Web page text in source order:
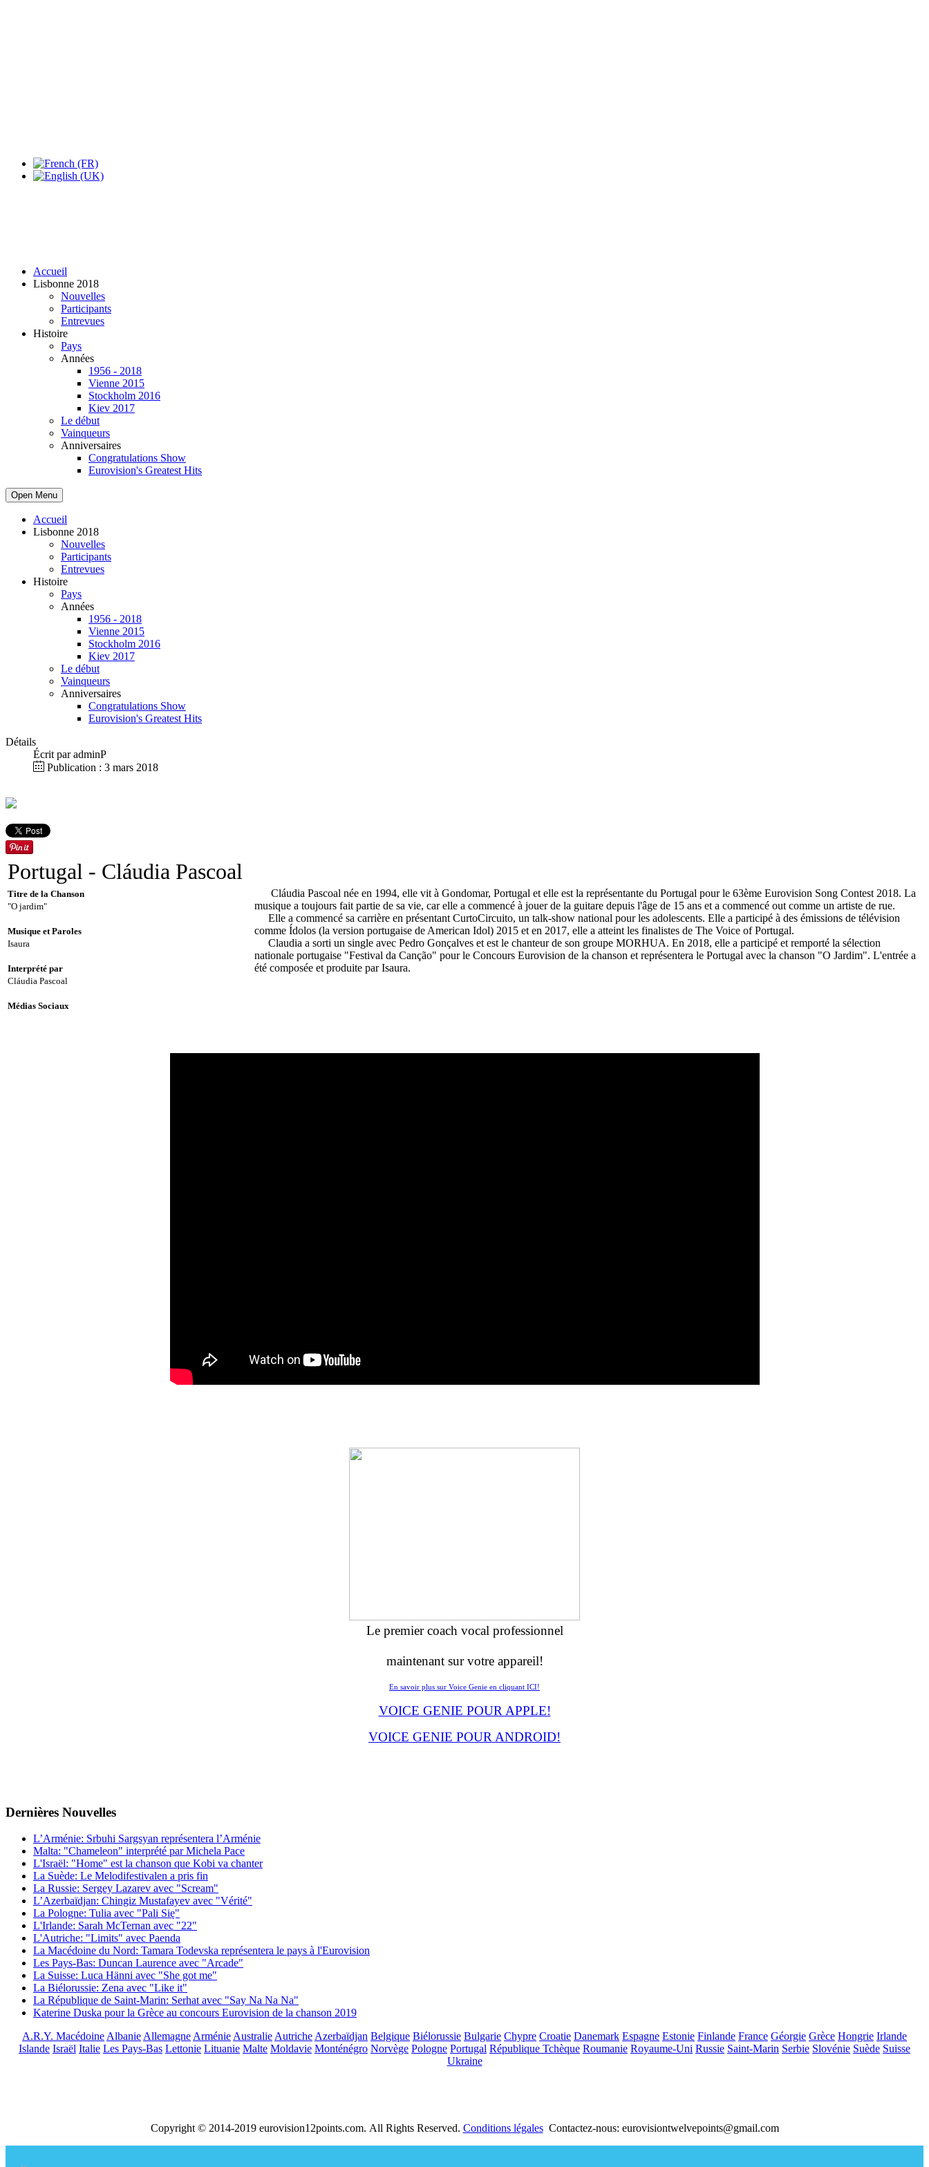
Accueil
Lisbonne 2018
Nouvelles
Participants
Entrevues
Histoire
Pays
Années
1956 - 2018
Vienne 2015
Stockholm 2016
Kiev 2017
Le début
Vainqueurs
Anniversaires
Congratulations Show
Eurovision's Greatest Hits
Open Menu
Accueil
Lisbonne 2018
Nouvelles
Participants
Entrevues
Histoire
Pays
Années
1956 - 2018
Vienne 2015
Stockholm 2016
Kiev 2017
Le début
Vainqueurs
Anniversaires
Congratulations Show
Eurovision's Greatest Hits
Détails
Écrit paradminP
Publication : 3 mars 2018
Portugal - Cláudia Pascoal
Titre de la Chanson
"O jardim"
Musique et Paroles
Isaura
Interprété par
Cláudia Pascoal
Médias Sociaux
Cláudia Pascoal née en 1994, elle vit à Gondomar, Portugal et elle est la représentante du Portugal pour le 63ème Eurovision Song Contest 2018. La
musique a toujours fait partie de sa vie, car elle a commencé à jouer de la guitare depuis l'âge de 15 ans et a commencé out comme un artiste de rue.
Elle a commencé sa carrière en présentant CurtoCircuito, un talk-show national pour les adolescents. Elle a participé à des émissions de télévision
comme Ídolos (la version portugaise de American Idol) 2015 et en 2017, elle a atteint les finalistes de The Voice of Portugal.
Claudia a sorti un single avec Pedro Gonçalves et est le chanteur de son groupe MORHUA. En 2018, elle a participé et remporté la sélection
nationale portugaise "Festival da Canção" pour le Concours Eurovision de la chanson et représentera le Portugal avec la chanson "O Jardim". L'entrée a
été composée et produite par Isaura.
Le premier coach vocal professionnel
maintenant sur votre appareil!
En savoir plus sur Voice Genie en cliquant ICI!
VOICE GENIE POUR APPLE!
VOICE GENIE POUR ANDROID!
Dernières Νouvelles
L’Arménie: Srbuhi Sargsyan représentera l’Arménie
Malta: "Chameleon" interprété par Michela Pace
L'Israël: "Home" est la chanson que Kobi va chanter
La Suède: Le Melodifestivalen a pris fin
La Russie: Sergey Lazarev avec "Scream"
L’Azerbaïdjan: Chingiz Mustafayev avec "Vérité"
La Pologne: Tulia avec "Pali Się"
L'Irlande: Sarah McTernan avec "22"
L'Autriche: "Limits" avec Paenda
La Macédoine du Nord: Tamara Todevska représentera le pays à l'Eurovision
Les Pays-Bas: Duncan Laurence avec "Arcade"
La Suisse: Luca Hänni avec "She got me"
La Biélorussie: Zena avec "Like it"
La République de Saint-Marin: Serhat avec "Say Na Na Na"
Katerine Duska pour la Grèce au concours Eurovision de la chanson 2019
A.R.Y. MacédoineAlbanieAllemagneArménieAustralieAutricheAzerbaïdjan Belgique Biélorussie Bulgarie Chypre Croatie Danemark Espagne Estonie Finlande France Géorgie Grèce Hongrie Irlande
Islande Israël Italie Les Pays-Bas Lettonie Lituanie Malte Moldavie Monténégro Norvège Pologne Portugal République Tchèque Roumanie Royaume-Uni Russie Saint-Marin Serbie Slovénie Suède Suisse
Ukraine
Copyright © 2014-2019 eurovision12points.com. All Rights Reserved. Conditions légalesContactez-nous: eurovisiontwelvepoints@gmail.com